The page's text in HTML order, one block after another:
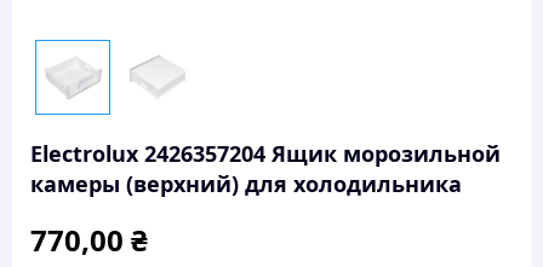
Electrolux 2426357204 Ящик морозильной
камеры (верхний) для холодильника
770,00 ₴